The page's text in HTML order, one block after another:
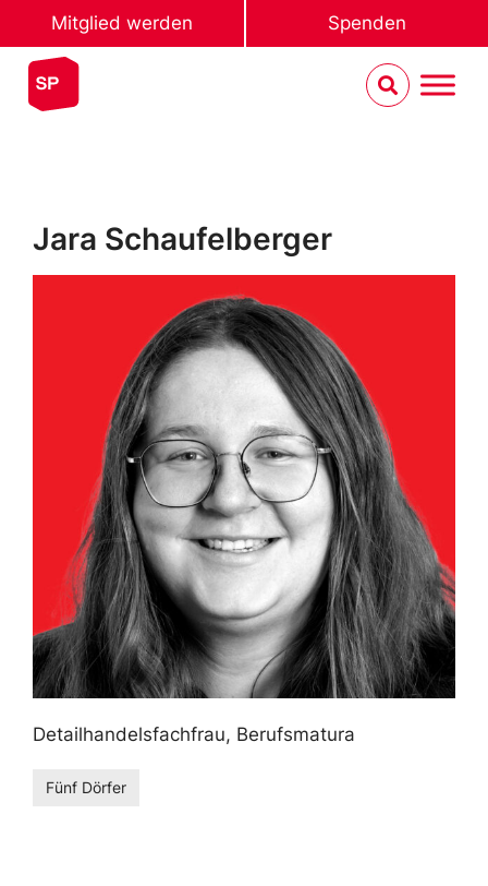
Mitglied werden Spenden
Jara Schaufelberger
Detailhandelsfachfrau, Berufsmatura
Fünf Dörfer